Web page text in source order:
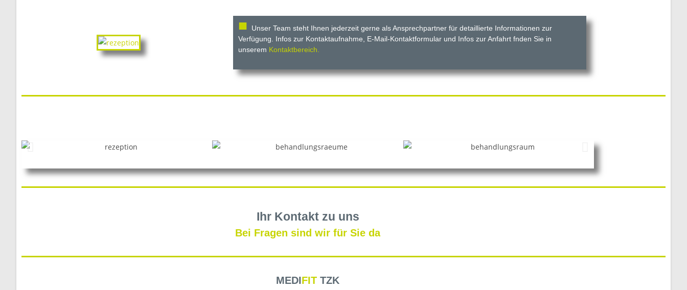
■
Unser Team steht Ihnen jederzeit gerne als Ansprechpartner für detaillierte Informationen zur
Verfügung. Infos zur Kontaktaufnahme, E-Mail-Kontaktformular und Infos zur Anfahrt fnden Sie in
unserem Kontaktbereich.
Ihr Kontakt zu uns
Bei Fragen sind wir für Sie da
MEDIFIT TZK